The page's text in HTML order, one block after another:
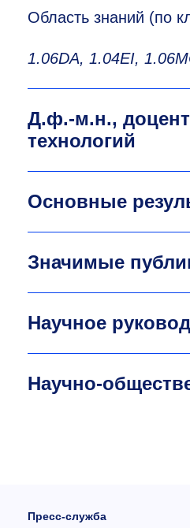
Область знаний (по
1.06DA, 1.04EI,
Д.ф.-м.н.,
технологий
Основные
Значимые
Научное
Научно-
Пресс-служба